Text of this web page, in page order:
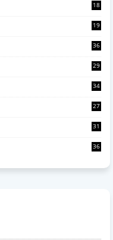
18
19
36
29
34
27
31
36